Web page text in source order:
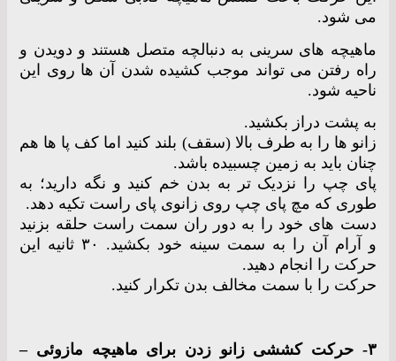
می شود.
ماهیچه های سرینی به دنبالچه متصل هستند و دویدن و
راه رفتن می تواند موجب کشیده شدن آن ها روی این
ناحیه شود.
به پشت دراز بکشید.
زانو ها را به طرف بالا (سقف) بلند کنید اما کف پا ها هم
چنان باید به زمین چسبیده باشد.
پای چپ را نزدیک تر به بدن خم کنید و نگه دارید؛ به
طوری که مچ پای چپ روی زانوی پای راست تکیه دهد.
دست های خود را به دور ران سمت راست حلقه بزنید
و آرام آن را به سمت سینه خود بکشید. ۳۰ ثانیه این
حرکت را انجام دهید.
حرکت را با سمت مخالف بدن تکرار کنید.
۳- حرکت کششی زانو زدن برای ماهیچه مازوئی –